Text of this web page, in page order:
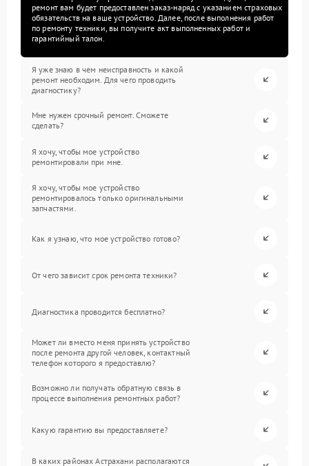
ремонт вам будет предоставлен заказ-наряд с указанием страховых
обязательств на ваше устройство. Далее, после выполнения работ
по ремонту техники, вы получите акт выполненных работ и
гарантийный талон.
Я уже знаю в чем неисправность и какой
ремонт необходим. Для чего проводить
диагностику?
Мне нужен срочный ремонт. Сможете
сделать?
Я хочу, чтобы мое устройство
ремонтировали при мне.
Я хочу, чтобы мое устройство
ремонтировалось только оригинальными
запчастями.
Как я узнаю, что мое устройство готово?
От чего зависит срок ремонта техники?
Диагностика проводится бесплатно?
Может ли вместо меня принять устройство
после ремонта другой человек, контактный
телефон которого я предоставлю?
Возможно ли получать обратную связь в
процессе выполнения ремонтных работ?
Какую гарантию вы предоставляете?
В каких районах Астрахани располагаются